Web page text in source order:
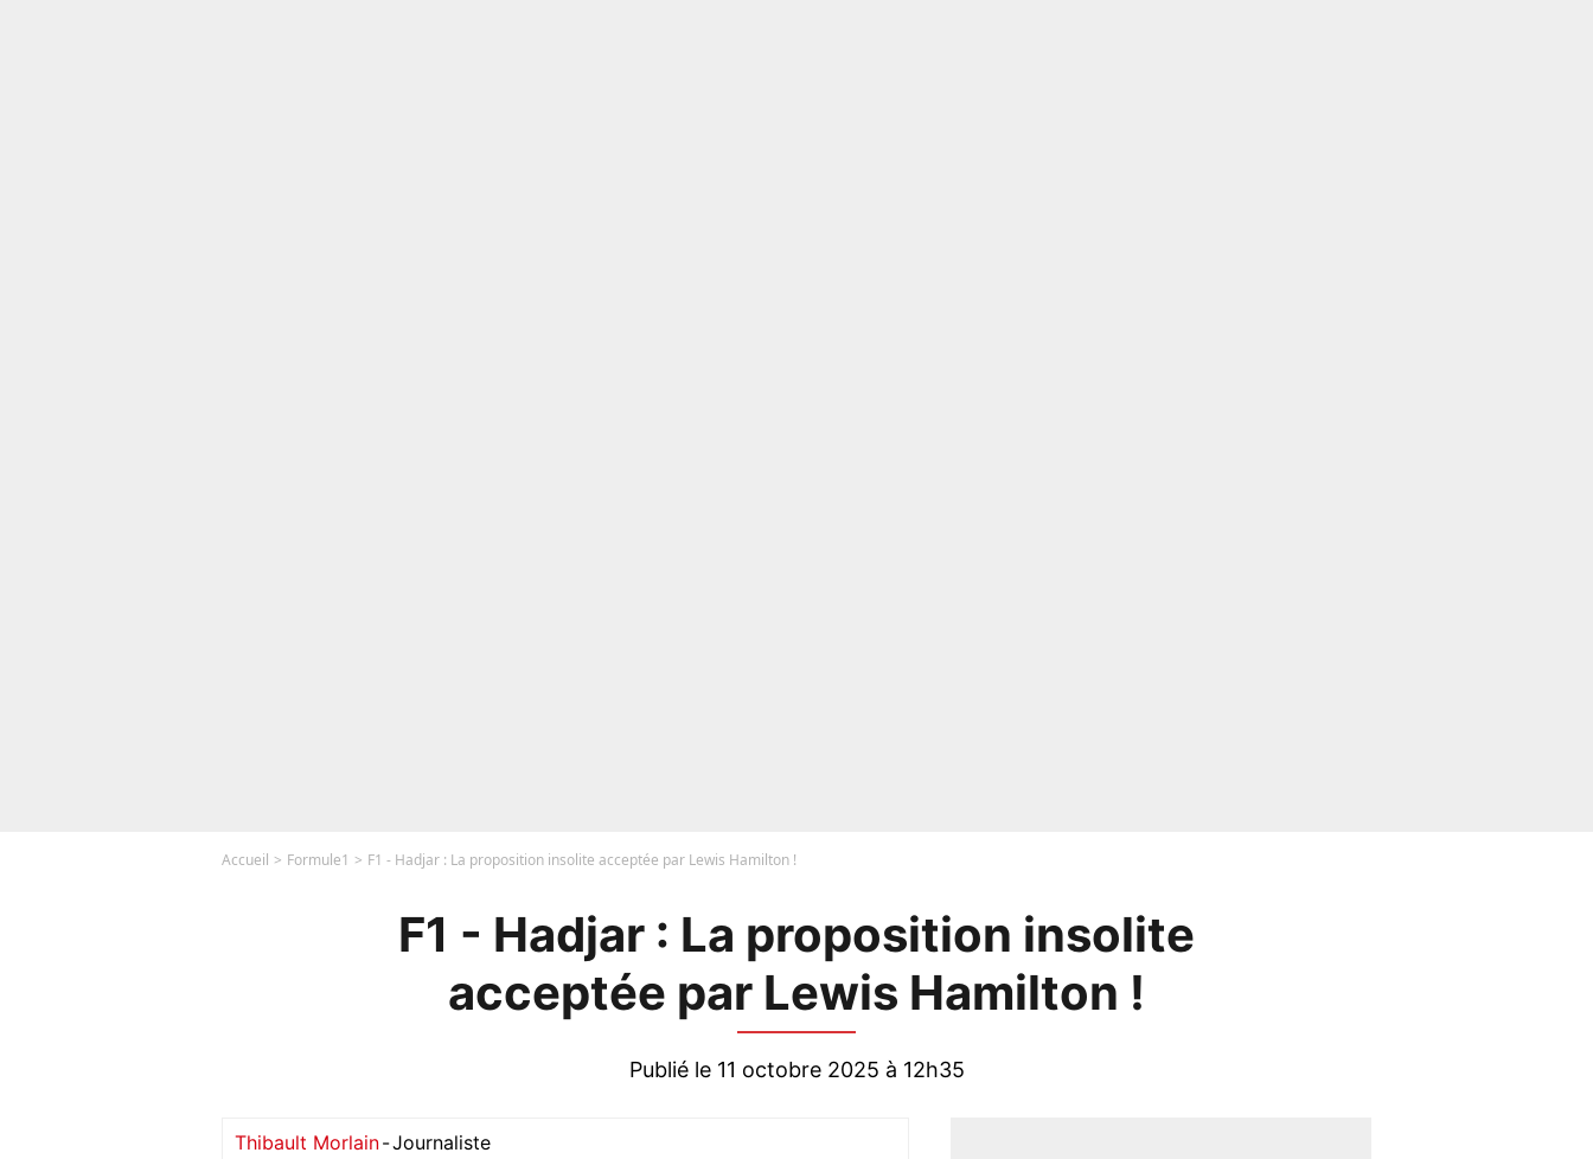
Accueil Formule1 F1 - Hadjar : La proposition insolite acceptée par Lewis Hamilton !
F1 - Hadjar : La proposition insolite
acceptée par Lewis Hamilton !
Publié le 11 octobre 2025 à 12h35
Thibault Morlain-Journaliste